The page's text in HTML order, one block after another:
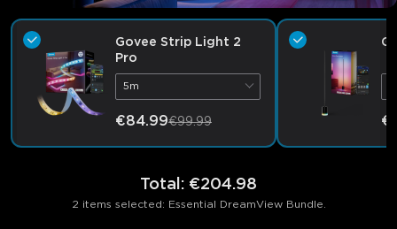
Govee Strip Light 2
Pro
5m
€84.99€99.99
Total : €204.98
2 items selected: Essential DreamView Bundle.